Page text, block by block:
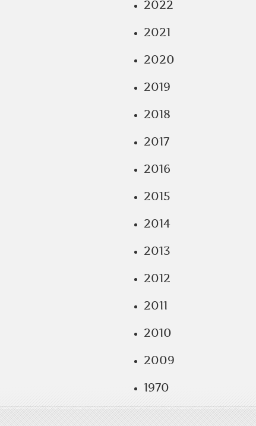
2022
2021
2020
2019
2018
2017
2016
2015
2014
2013
2012
2011
2010
2009
1970